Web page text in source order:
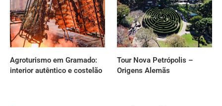
Agroturismo em Gramado:
interior autêntico e costelão
Tour Nova Petrópolis –
Origens Alemãs